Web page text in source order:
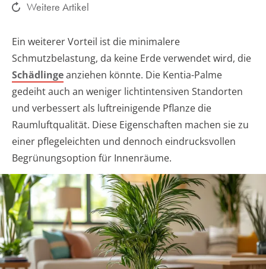
Weitere Artikel
Ein weiterer Vorteil ist die minimalere
Schmutzbelastung, da keine Erde verwendet wird, die
Schädlingeanziehen könnte. Die Kentia-Palme
gedeiht auch an weniger lichtintensiven Standorten
und verbessert als luftreinigende Pflanze die
Raumluftqualität. Diese Eigenschaften machen sie zu
einer pflegeleichten und dennoch eindrucksvollen
Begrünungsoption für Innenräume.